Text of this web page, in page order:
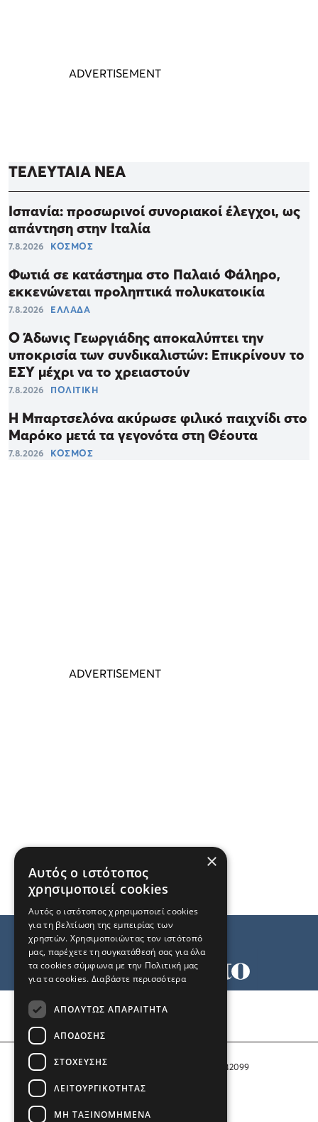
ΤΕΛΕΥΤΑΙΑ ΝΕΑ
Ισπανία: προσωρινοί συνοριακοί έλεγχοι, ως
απάντηση στην Ιταλία
7.8.2026 ΚΟΣΜΟΣ
Φωτιά σε κατάστημα στο Παλαιό Φάληρο,
εκκενώνεται προληπτικά πολυκατοικία
7.8.2026 ΕΛΛΑΔΑ
Ο Άδωνις Γεωργιάδης αποκαλύπτει την
υποκρισία των συνδικαλιστών: Επικρίνουν το
ΕΣΥ μέχρι να το χρειαστούν
7.8.2026 ΠΟΛΙΤΙΚΗ
Η Μπαρτσελόνα ακύρωσε φιλικό παιχνίδι στο
Μαρόκο μετά τα γεγονότα στη Θέουτα
7.8.2026 ΚΟΣΜΟΣ
Αριθμός Πιστοποίησης Μ.Η.Τ. 242099
COPYRIGHT © 2026 Το Μανιφέστο
×
Αυτός ο ιστότοπος
χρησιμοποιεί cookies
Αυτός ο ιστότοπος χρησιμοποιεί cookies
για τη βελτίωση της εμπειρίας των
χρηστών. Χρησιμοποιώντας τον ιστότοπό
μας, παρέχετε τη συγκατάθεσή σας για όλα
τα cookies σύμφωνα με την Πολιτική μας
για τα cookies. Διαβάστε περισσότερα
ΑΠΟΛΎΤΩΣ ΑΠΑΡΑΊΤΗΤΑ
ΑΠΌΔΟΣΗΣ
ΣΤΌΧΕΥΣΗΣ
ΛΕΙΤΟΥΡΓΙΚΌΤΗΤΑΣ
ΜΗ ΤΑΞΙΝΟΜΗΜΈΝΑ